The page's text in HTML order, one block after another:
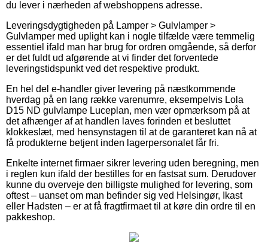
du lever i nærheden af webshoppens adresse.
Leveringsdygtigheden på Lamper > Gulvlamper >
Gulvlamper med uplight kan i nogle tilfælde være temmelig
essentiel ifald man har brug for ordren omgående, så derfor
er det fuldt ud afgørende at vi finder det forventede
leveringstidspunkt ved det respektive produkt.
En hel del e-handler giver levering på næstkommende
hverdag på en lang række varenumre, eksempelvis Lola
D15 ND gulvlampe Luceplan, men vær opmærksom på at
det afhænger af at handlen laves forinden et besluttet
klokkeslæt, med hensynstagen til at de garanteret kan nå at
få produkterne betjent inden lagerpersonalet får fri.
Enkelte internet firmaer sikrer levering uden beregning, men
i reglen kun ifald der bestilles for en fastsat sum. Derudover
kunne du overveje den billigste mulighed for levering, som
oftest – uanset om man befinder sig ved Helsingør, Ikast
eller Hadsten – er at få fragtfirmaet til at køre din ordre til en
pakkeshop.